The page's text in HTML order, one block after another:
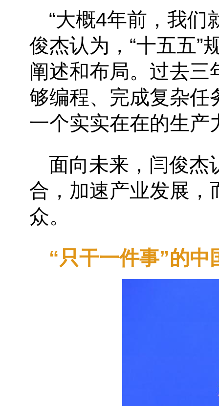
“大概4年前，我们
俊杰认为，“十五五”
阐述和布局。过去
够编程、完成复杂任
一个实实在在的生产
面向未来，闫俊杰
合，加速产业发展，
众。
“只干一件事”的中